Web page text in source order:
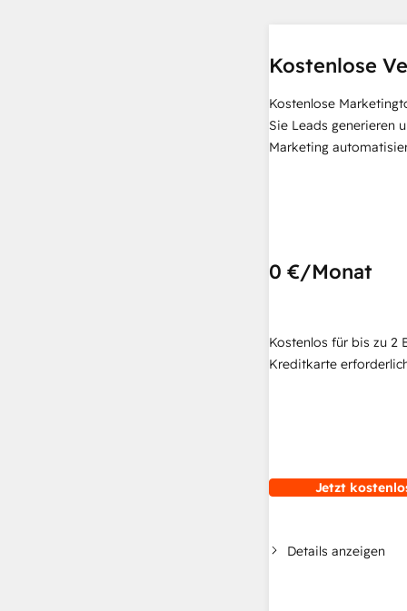
Kostenlose
Kostenlose
Sie Leads generieren
Marketing
0 €/Monat
Kostenlos für bis zu 2
Kreditkarte
Jetzt
Details anzeigen